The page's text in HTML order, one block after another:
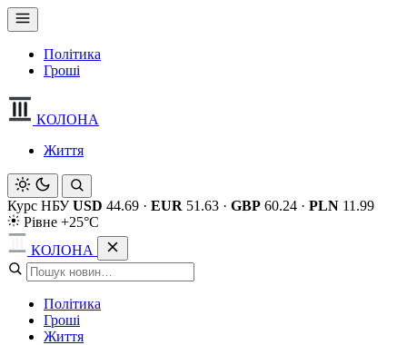
Політика
Гроші
КОЛОНА
Життя
Курс НБУ USD 44.69 · EUR 51.63 · GBP 60.24 · PLN 11.99
Рівне +25°C
КОЛОНА
Політика
Гроші
Життя